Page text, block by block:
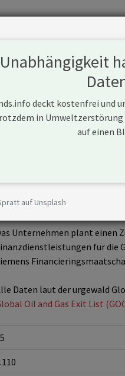
AG ist ein
Unternehmen plant einen
für die
Daten laut der urgewald
Oil and Gas Exit List
Unabhängigkeit
deckt kostenfrei und
in Umweltzerstörung
auf einen
auf Unsplash